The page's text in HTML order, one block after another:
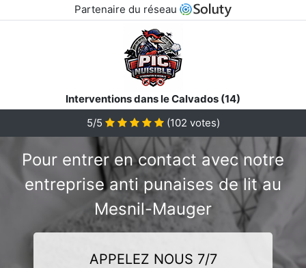
Partenaire du réseau
Interventions dans le Calvados (14)
5/5
(102 votes)
Pour entrer en contact avec notre
entreprise anti punaises de lit au
Mesnil-Mauger
APPELEZ NOUS 7/7